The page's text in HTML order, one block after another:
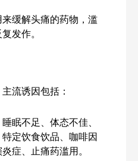
缓解头痛的药物，滥
发作。
流诱因包括：
眠不足、体态不佳、
定饮食饮品、咖啡因
症、止痛药滥用。